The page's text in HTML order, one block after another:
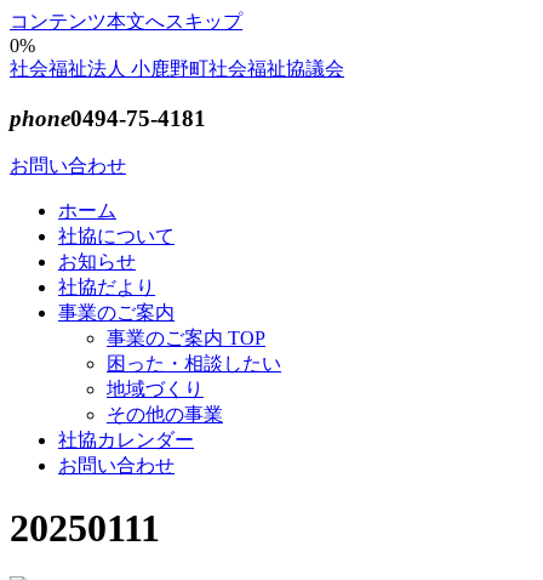
コンテンツ本文へスキップ
0%
社会福祉法人 小鹿野町社会福祉協議会
phone0494-75-4181
お問い合わせ
ホーム
社協について
お知らせ
社協だより
事業のご案内
事業のご案内 TOP
困った・相談したい
地域づくり
その他の事業
社協カレンダー
お問い合わせ
20250111